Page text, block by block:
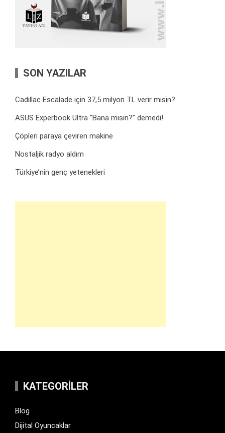
SON YAZILAR
Cadillac Escalade için 37,5 milyon TL verir misin?
ASUS Experbook Ultra “Bana mısın?” demedi!
Çöpleri paraya çeviren makine
Nostaljik radyo aldım
Türkiye’nin genç yetenekleri
KATEGORILER
Blog
Dijital Oyuncaklar